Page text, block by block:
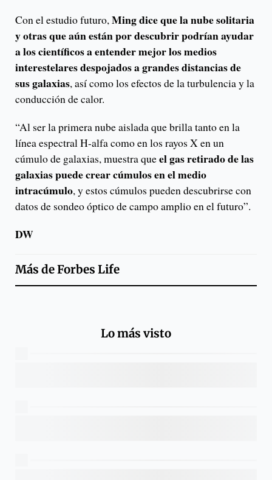
Con el estudio futuro,Ming dice que la nube solitaria
y otras que aún están por descubrir podrían ayudar
a los científicos a entender mejor los medios
interestelares despojados a grandes distancias de
sus galaxias, así como los efectos de la turbulencia y la
conducción de calor.
“Al ser la primera nube aislada que brilla tanto en la
línea espectral H-alfa como en los rayos X en un
cúmulo de galaxias, muestra queel gas retirado de las
galaxias puede crear cúmulos en el medio
intracúmulo, y estos cúmulos pueden descubrirse con
datos de sondeo óptico de campo amplio en el futuro”.
DW
Más deForbes Life
Lo más visto